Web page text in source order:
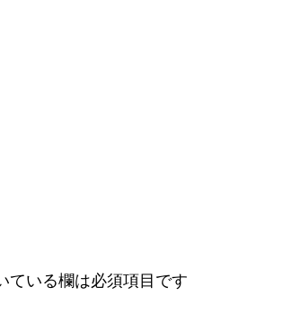
ている欄は必須項目です